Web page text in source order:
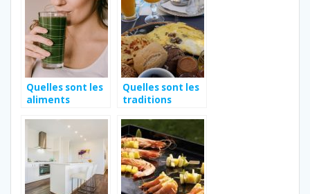
Quelles sont les
aliments
être en bonne
santé ?
Quelles sont les
traditions
Maroc?